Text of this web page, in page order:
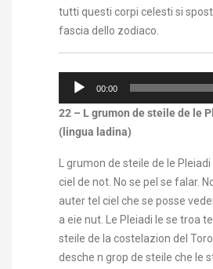
tutti questi corpi celesti si
fascia dello zodiaco.
Audio
00:00
22 – L grumon de steile de le
(lingua ladina)
L grumon de steile de le Pleiadi
ciel de not. No se pel se falar.
auter tel ciel che se posse
a eie nut. Le Pleiadi le se troa
steile de la costelazion del
desche n grop de steile che le